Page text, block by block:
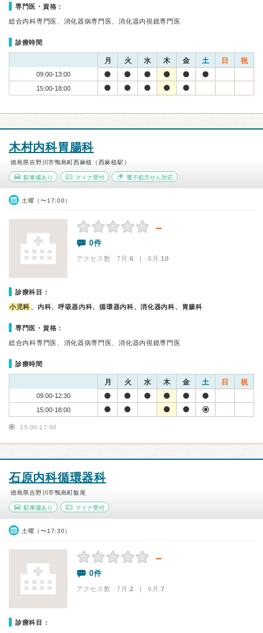
専門医・資格：
総合内科専門医、消化器病専門医、消化器内視鏡専門医
診療時間
月 火 水 木 金 土 日 祝
09:00-13:00
15:00-18:00
木村内科胃腸科
徳島県吉野川市鴨島町西麻植（西麻植駅）
駐車場あり マイナ受付 電子処方せん対応
土曜（〜17:00）
－
0件
アクセス数 7月:6 | 6月:10
診療科目：
小児科 、内科、呼吸器内科、循環器内科、消化器内科、胃腸科
専門医・資格：
総合内科専門医、消化器病専門医、消化器内視鏡専門医
診療時間
月 火 水 木 金 土 日 祝
09:00-12:30
15:00-18:00
15:00-17:00
石原内科循環器科
徳島県吉野川市鴨島町飯尾
駐車場あり マイナ受付
土曜（〜17:30）
－
0件
アクセス数 7月:2 | 6月:7
診療科目：